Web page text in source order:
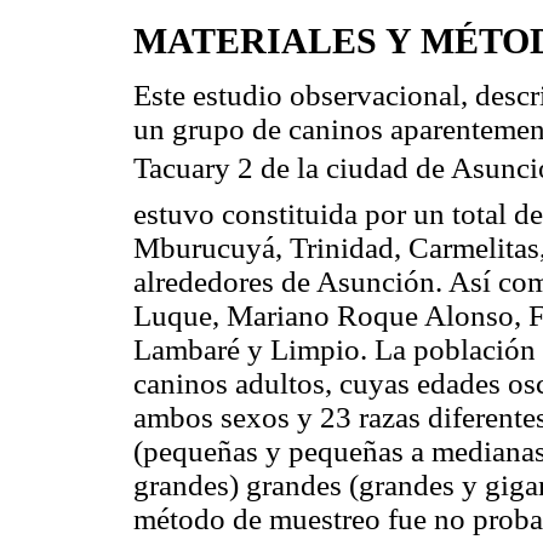
MATERIALES Y
Este estudio observacional,
un grupo de caninos
Tacuary 2 de la ciudad de
estuvo constituida por un total
Mburucuyá, Trinidad,
alrededores de Asunción. Así
Luque, Mariano Roque Alonso,
Lambaré y Limpio. La
caninos adultos, cuyas edades
ambos sexos y 23 razas
(pequeñas y pequeñas a
grandes) grandes (grandes y
método de muestreo fue no